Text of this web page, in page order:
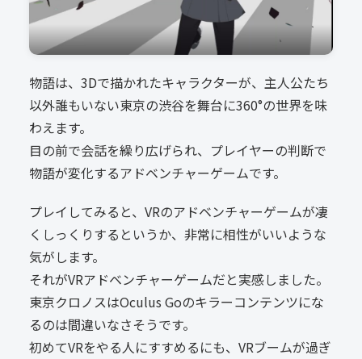
物語は、3Dで描かれたキャラクターが、主人公たち
以外誰もいない東京の渋谷を舞台に360°の世界を味
わえます。
目の前で会話を繰り広げられ、プレイヤーの判断で
物語が変化するアドベンチャーゲームです。
プレイしてみると、VRのアドベンチャーゲームが凄
くしっくりするというか、非常に相性がいいような
気がします。
それがVRアドベンチャーゲームだと実感しました。
東京クロノスはOculus Goのキラーコンテンツにな
るのは間違いなさそうです。
初めてVRをやる人にすすめるにも、VRブームが過ぎ